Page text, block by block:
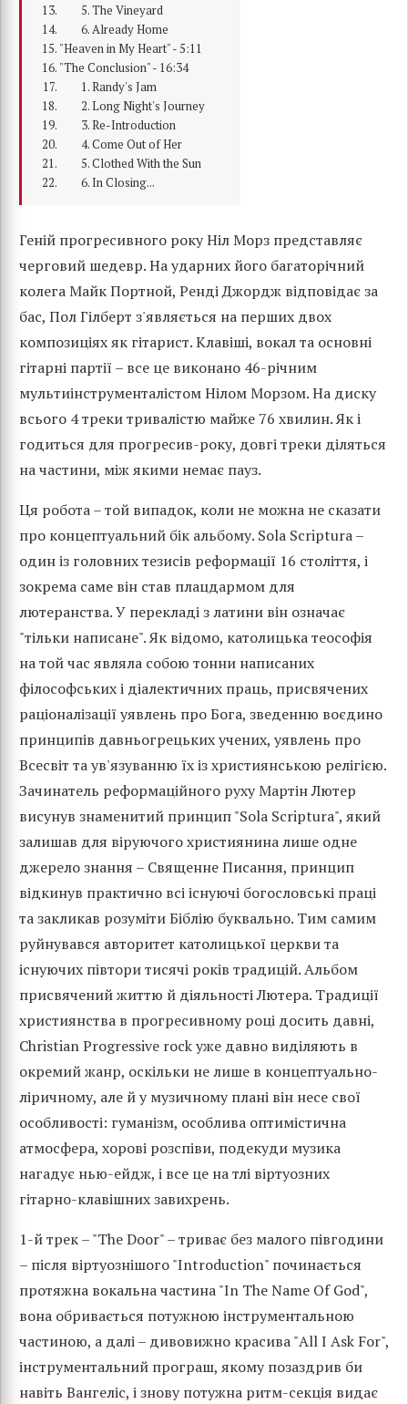
5. The Vineyard
6. Already Home
"Heaven in My Heart" - 5:11
"The Conclusion" - 16:34
1. Randy's Jam
2. Long Night's Journey
3. Re-Introduction
4. Come Out of Her
5. Clothed With the Sun
6. In Closing...
Геній прогресивного року Ніл Морз представляє
черговий шедевр. На ударних його багаторічний
колега Майк Портной, Ренді Джордж відповідає за
бас, Пол Гілберт з'являється на перших двох
композиціях як гітарист. Клавіші, вокал та основні
гітарні партії – все це виконано 46-річним
мультиінструменталістом Нілом Морзом. На диску
всього 4 треки тривалістю майже 76 хвилин. Як і
годиться для прогресив-року, довгі треки діляться
на частини, між якими немає пауз.
Ця робота – той випадок, коли не можна не сказати
про концептуальний бік альбому. Sola Scriptura –
один із головних тезисів реформації 16 століття, і
зокрема саме він став плацдармом для
лютеранства. У перекладі з латини він означає
"тільки написане". Як відомо, католицька теософія
на той час являла собою тонни написаних
філософських і діалектичних праць, присвячених
раціоналізації уявлень про Бога, зведенню воєдино
принципів давньогрецьких учених, уявлень про
Всесвіт та ув'язуванню їх із християнською релігією.
Зачинатель реформаційного руху Мартін Лютер
висунув знаменитий принцип "Sola Scriptura", який
залишав для віруючого християнина лише одне
джерело знання – Священне Писання, принцип
відкинув практично всі існуючі богословські праці
та закликав розуміти Біблію буквально. Тим самим
руйнувався авторитет католицької церкви та
існуючих півтори тисячі років традицій. Альбом
присвячений життю й діяльності Лютера. Традиції
християнства в прогресивному році досить давні,
Christian Progressive rock уже давно виділяють в
окремий жанр, оскільки не лише в концептуально-
ліричному, але й у музичному плані він несе свої
особливості: гуманізм, особлива оптимістична
атмосфера, хорові розспіви, подекуди музика
нагадує нью-ейдж, і все це на тлі віртуозних
гітарно-клавішних завихрень.
1-й трек – "The Door" – триває без малого півгодини
– після віртуознішого "Introduction" починається
протяжна вокальна частина "In The Name Of God",
вона обривається потужною інструментальною
частиною, а далі – дивовижно красива "All I Ask For",
інструментальний програш, якому позаздрив би
навіть Вангеліс, і знову потужна ритм-секція видає